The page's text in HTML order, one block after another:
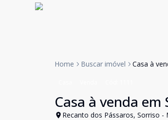
Home Buscar imóvel Casa à
Casa à venda
Recanto dos Pássaros, Sorriso -